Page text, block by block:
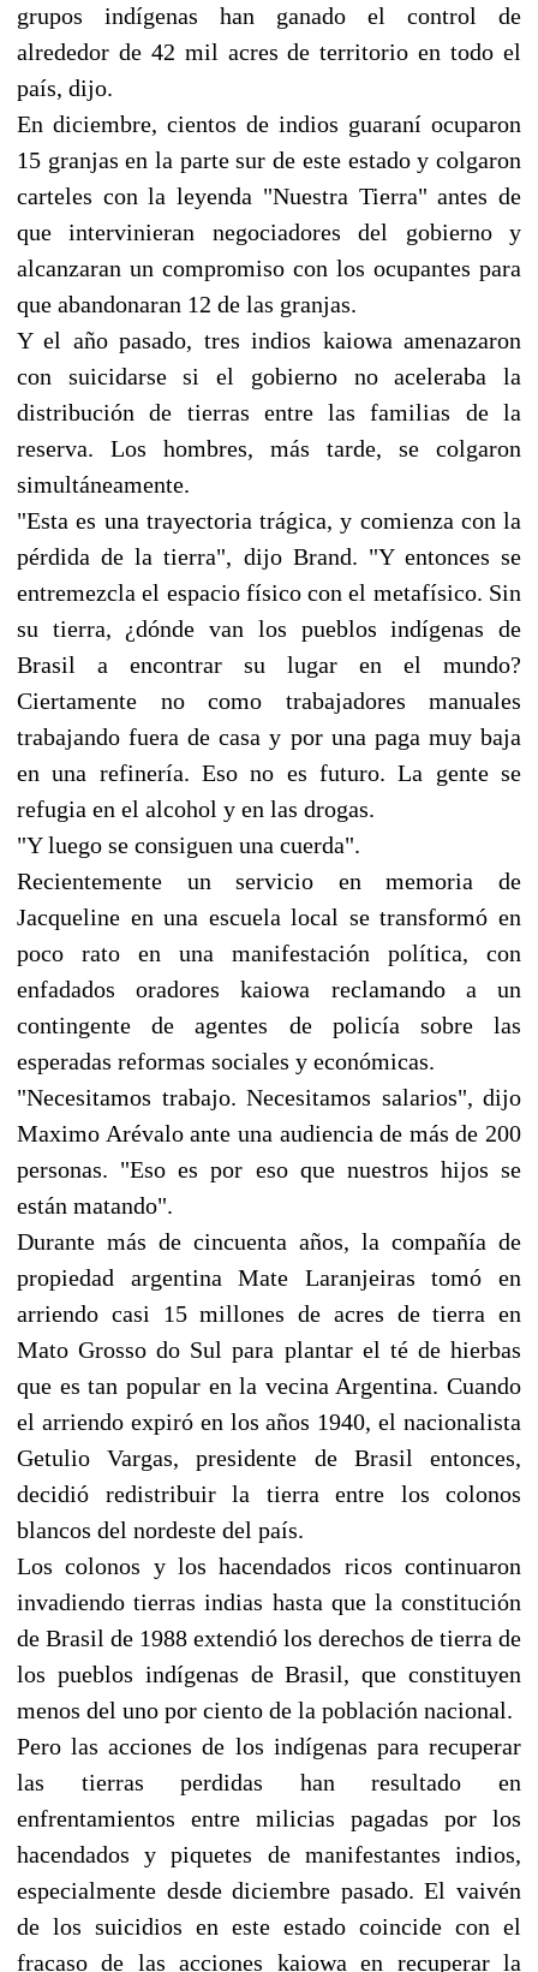
grupos indígenas han ganado el control de
alrededor de 42 mil acres de territorio en todo el
país, dijo.
En diciembre, cientos de indios guaraní ocuparon
15 granjas en la parte sur de este estado y colgaron
carteles con la leyenda "Nuestra Tierra" antes de
que intervinieran negociadores del gobierno y
alcanzaran un compromiso con los ocupantes para
que abandonaran 12 de las granjas.
Y el año pasado, tres indios kaiowa amenazaron
con suicidarse si el gobierno no aceleraba la
distribución de tierras entre las familias de la
reserva. Los hombres, más tarde, se colgaron
simultáneamente.
"Esta es una trayectoria trágica, y comienza con la
pérdida de la tierra", dijo Brand. "Y entonces se
entremezcla el espacio físico con el metafísico. Sin
su tierra, ¿dónde van los pueblos indígenas de
Brasil a encontrar su lugar en el mundo?
Ciertamente no como trabajadores manuales
trabajando fuera de casa y por una paga muy baja
en una refinería. Eso no es futuro. La gente se
refugia en el alcohol y en las drogas.
"Y luego se consiguen una cuerda".
Recientemente un servicio en memoria de
Jacqueline en una escuela local se transformó en
poco rato en una manifestación política, con
enfadados oradores kaiowa reclamando a un
contingente de agentes de policía sobre las
esperadas reformas sociales y económicas.
"Necesitamos trabajo. Necesitamos salarios", dijo
Maximo Arévalo ante una audiencia de más de 200
personas. "Eso es por eso que nuestros hijos se
están matando".
Durante más de cincuenta años, la compañía de
propiedad argentina Mate Laranjeiras tomó en
arriendo casi 15 millones de acres de tierra en
Mato Grosso do Sul para plantar el té de hierbas
que es tan popular en la vecina Argentina. Cuando
el arriendo expiró en los años 1940, el nacionalista
Getulio Vargas, presidente de Brasil entonces,
decidió redistribuir la tierra entre los colonos
blancos del nordeste del país.
Los colonos y los hacendados ricos continuaron
invadiendo tierras indias hasta que la constitución
de Brasil de 1988 extendió los derechos de tierra de
los pueblos indígenas de Brasil, que constituyen
menos del uno por ciento de la población nacional.
Pero las acciones de los indígenas para recuperar
las tierras perdidas han resultado en
enfrentamientos entre milicias pagadas por los
hacendados y piquetes de manifestantes indios,
especialmente desde diciembre pasado. El vaivén
de los suicidios en este estado coincide con el
fracaso de las acciones kaiowa en recuperar la